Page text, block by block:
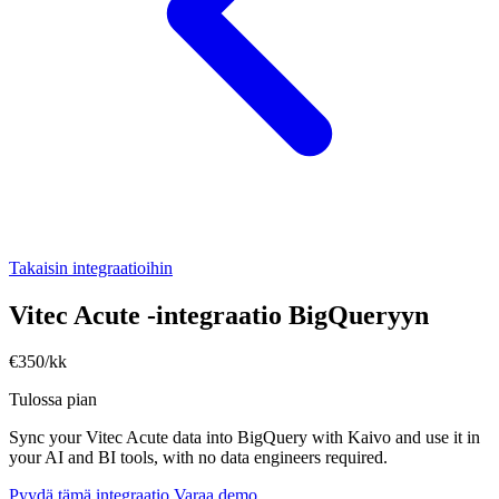
Takaisin integraatioihin
Vitec Acute -integraatio BigQueryyn
€350/kk
Tulossa pian
Sync your Vitec Acute data into BigQuery with Kaivo and use it in
your AI and BI tools, with no data engineers required.